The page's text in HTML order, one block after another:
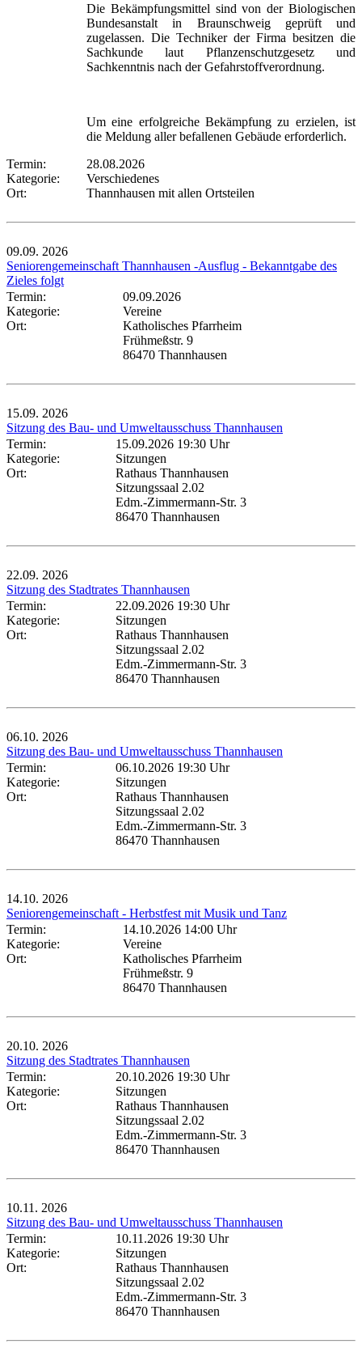
Die Bekämpfungsmittel sind von der Biologischen
Bundesanstalt in Braunschweig geprüft und
zugelassen. Die Techniker der Firma besitzen die
Sachkunde laut Pflanzenschutzgesetz und
Sachkenntnis nach der Gefahrstoffverordnung.
Um eine erfolgreiche Bekämpfung zu erzielen, ist
die Meldung aller befallenen Gebäude erforderlich.
Termin:
28.08.2026
Kategorie:
Verschiedenes
Ort:
Thannhausen mit allen Ortsteilen
09.09. 2026
Seniorengemeinschaft Thannhausen -Ausflug - Bekanntgabe des
Zieles folgt
Termin:
09.09.2026
Kategorie:
Vereine
Ort:
Katholisches Pfarrheim
Frühmeßstr. 9
86470 Thannhausen
15.09. 2026
Sitzung des Bau- und Umweltausschuss Thannhausen
Termin:
15.09.2026 19:30 Uhr
Kategorie:
Sitzungen
Ort:
Rathaus Thannhausen
Sitzungssaal 2.02
Edm.-Zimmermann-Str. 3
86470 Thannhausen
22.09. 2026
Sitzung des Stadtrates Thannhausen
Termin:
22.09.2026 19:30 Uhr
Kategorie:
Sitzungen
Ort:
Rathaus Thannhausen
Sitzungssaal 2.02
Edm.-Zimmermann-Str. 3
86470 Thannhausen
06.10. 2026
Sitzung des Bau- und Umweltausschuss Thannhausen
Termin:
06.10.2026 19:30 Uhr
Kategorie:
Sitzungen
Ort:
Rathaus Thannhausen
Sitzungssaal 2.02
Edm.-Zimmermann-Str. 3
86470 Thannhausen
14.10. 2026
Seniorengemeinschaft - Herbstfest mit Musik und Tanz
Termin:
14.10.2026 14:00 Uhr
Kategorie:
Vereine
Ort:
Katholisches Pfarrheim
Frühmeßstr. 9
86470 Thannhausen
20.10. 2026
Sitzung des Stadtrates Thannhausen
Termin:
20.10.2026 19:30 Uhr
Kategorie:
Sitzungen
Ort:
Rathaus Thannhausen
Sitzungssaal 2.02
Edm.-Zimmermann-Str. 3
86470 Thannhausen
10.11. 2026
Sitzung des Bau- und Umweltausschuss Thannhausen
Termin:
10.11.2026 19:30 Uhr
Kategorie:
Sitzungen
Ort:
Rathaus Thannhausen
Sitzungssaal 2.02
Edm.-Zimmermann-Str. 3
86470 Thannhausen